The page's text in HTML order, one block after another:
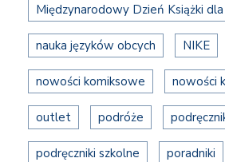
Międzynarodowy Dzień Książki
nauka języków obcych NIKE
nowości komiksowe nowości
outlet podróże
podręczniki szkolne poradniki